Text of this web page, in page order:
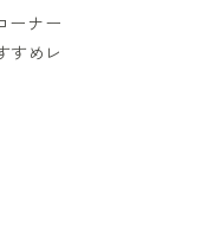
ーナー
すめレ